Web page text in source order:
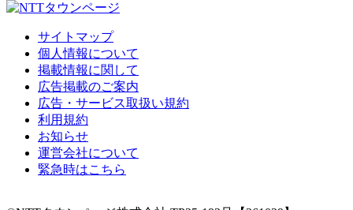
サイトマップ
個人情報について
掲載情報に関して
広告掲載のご案内
広告・サービス取扱い規約
利用規約
お知らせ
運営会社について
緊急時はこちら